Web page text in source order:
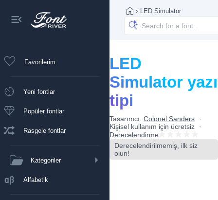
Favorilerim
Yeni fontlar
Popüler fontlar
Rasgele fontlar
Kategoriler
Alfabetik
› LED Simulator
LED
Simulator yazı
tipi
Tasarımcı: Colonel Sanders
Kişisel kullanım için ücretsiz
Derecelendirme
Derecelendirilmemiş, ilk siz
olun!